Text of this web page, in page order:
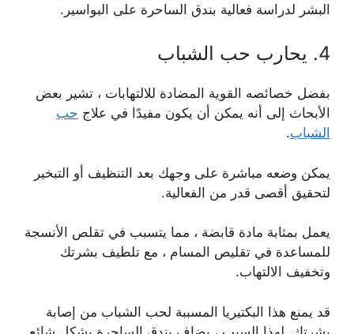
البشر لدراسة فعالية بندق الساحرة على البواسير.
4. يحارب حب الشباب
بفضل خصائصه القوية المضادة للالتهابات ، تشير بعض
الأبحاث إلى أنه يمكن أن يكون مفيدًا في علاج حب
الشباب.
يمكن وضعه مباشرة على وجهك بعد التنظيف أو التبخير
لتحقيق أقصى قدر من الفعالية.
يعمل بمثابة مادة قابضة ، مما يتسبب في تقلص الأنسجة
للمساعدة في تقليص المسام ، مع تلطيف بشرتك
وتخفيف الالتهاب.
قد يمنع هذا البكتيريا المسببة لحب الشباب من إصابة